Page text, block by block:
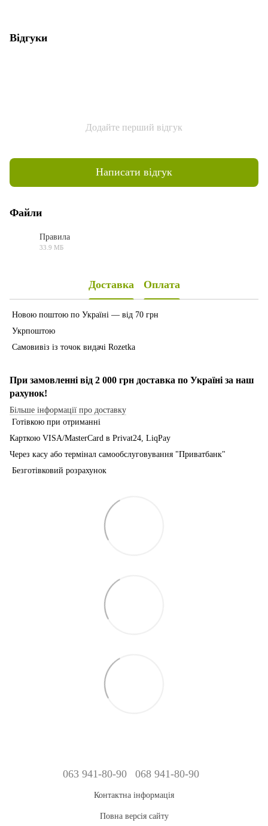
Відгуки
Додайте перший відгук
Написати відгук
Файли
Правила
33.9 МБ
Доставка Оплата
Новою поштою по Україні — від 70 грн
Укрпоштою
Самовивіз із точок видачі Rozetka
При замовленні від 2 000 грн доставка по Україні за наш
рахунок!
Більше інформації про доставку
Готівкою при отриманні
Карткою VISA/MasterCard в Рrivat24, LiqPay
Через касу або термінал самообслуговування "Приватбанк"
Безготівковий розрахунок
063 941-80-90 068 941-80-90
Контактна інформація
Повна версія сайту